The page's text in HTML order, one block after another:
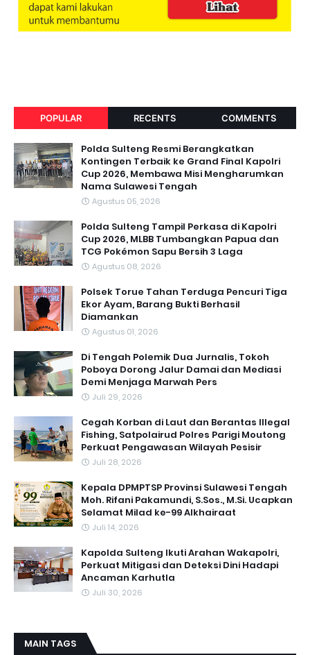
POPULAR RECENTS COMMENTS
Polda Sulteng Resmi Berangkatkan
Kontingen Terbaik ke Grand Final Kapolri
Cup 2026, Membawa Misi Mengharumkan
Nama Sulawesi Tengah
Agustus 05, 2026
Polda Sulteng Tampil Perkasa di Kapolri
Cup 2026, MLBB Tumbangkan Papua dan
TCG Pokémon Sapu Bersih 3 Laga
Agustus 08, 2026
Polsek Torue Tahan Terduga Pencuri Tiga
Ekor Ayam, Barang Bukti Berhasil
Diamankan
Agustus 01, 2026
Di Tengah Polemik Dua Jurnalis, Tokoh
Poboya Dorong Jalur Damai dan Mediasi
Demi Menjaga Marwah Pers
Juli 29, 2026
Cegah Korban di Laut dan Berantas Illegal
Fishing, Satpolairud Polres Parigi Moutong
Perkuat Pengawasan Wilayah Pesisir
Juli 28, 2026
Kepala DPMPTSP Provinsi Sulawesi Tengah
Moh. Rifani Pakamundi, S.Sos., M.Si. Ucapkan
Selamat Milad ke-99 Alkhairaat
Juli 14, 2026
Kapolda Sulteng Ikuti Arahan Wakapolri,
Perkuat Mitigasi dan Deteksi Dini Hadapi
Ancaman Karhutla
Juli 30, 2026
MAIN TAGS